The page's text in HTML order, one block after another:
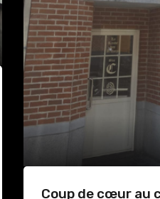
Coup de cœur au